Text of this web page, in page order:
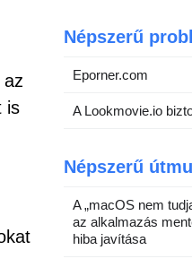
az
is
Népszerű
Eporner.com
A Lookmovie.io
Népszerű
A „macOS nem
az alkalmazás
hiba javítása